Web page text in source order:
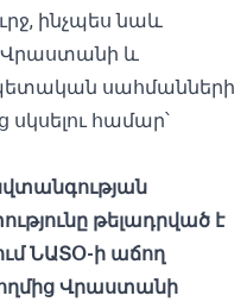
ինչպես նաև
և
​​սահմանների
համար՝
թելադրված է
ՆԱՏՕ-ի աճող
Վրաստանի